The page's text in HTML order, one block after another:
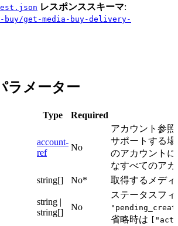
レスポンススキーマ:
buy/get-media-buy-delivery-
ラメーター
Type Required
account-
ref
No
アカウント参照
サポートする
のアカウント
なすべてのア
string[] No* 取得するメデ
string |
string[]
No
ステータスフ
省略時は